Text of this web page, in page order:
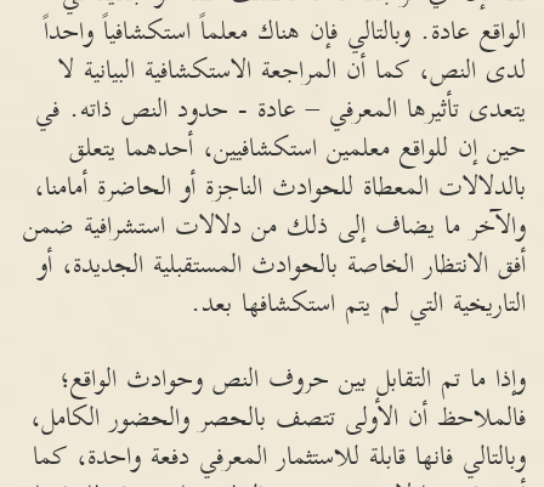
الواقع عادة. وبالتالي فإن هناك معلماً استكشافياً واحداً
لدى النص، كما أن المراجعة الاستكشافية البيانية لا
يتعدى تأثيرها المعرفي – عادة - حدود النص ذاته. في
حين إن للواقع معلمين استكشافيين، أحدهما يتعلق
بالدلالات المعطاة للحوادث الناجزة أو الحاضرة أمامنا،
والآخر ما يضاف إلى ذلك من دلالات استشرافية ضمن
أفق الانتظار الخاصة بالحوادث المستقبلية الجديدة، أو
التاريخية التي لم يتم استكشافها بعد.
وإذا ما تم التقابل بين حروف النص وحوادث الواقع؛
فالملاحظ أن الأولى تتصف بالحصر والحضور الكامل،
وبالتالي فانها قابلة للاستثمار المعرفي دفعة واحدة، كما